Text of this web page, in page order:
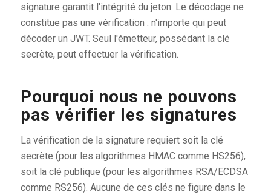
signature garantit l'intégrité du jeton. Le décodage ne
constitue pas une vérification : n'importe qui peut
décoder un JWT. Seul l'émetteur, possédant la clé
secrète, peut effectuer la vérification.
Pourquoi nous ne pouvons
pas vérifier les signatures
La vérification de la signature requiert soit la clé
secrète (pour les algorithmes HMAC comme HS256),
soit la clé publique (pour les algorithmes RSA/ECDSA
comme RS256). Aucune de ces clés ne figure dans le